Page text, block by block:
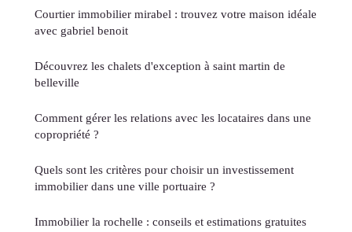
Courtier immobilier mirabel : trouvez votre maison idéale
avec gabriel benoit
Découvrez les chalets d'exception à saint martin de
belleville
Comment gérer les relations avec les locataires dans une
copropriété ?
Quels sont les critères pour choisir un investissement
immobilier dans une ville portuaire ?
Immobilier la rochelle : conseils et estimations gratuites